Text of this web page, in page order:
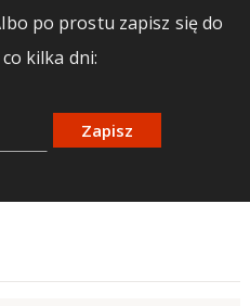
po prostu zapisz się do
kilka dni:
Zapisz